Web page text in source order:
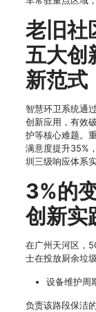
老旧社
五大创
新范式
智慧环卫系统通
创新应用，有效
护等核心难题。
满意度提升35%
圳三级响应体系
3%的
创新实
在广州天河区，
士在投放厨余垃
设备维护周
负责该路段保洁